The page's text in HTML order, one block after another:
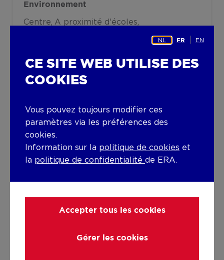
Environnement
Centre A proximité d'écoles
A proximité des transports en commun
Routes d'acces
Revenu cadastral net
Chauffage
Type
Chauffage central
Radiateurs
NL FR EN
CE SITE WEB UTILISE DES
COOKIES
Vous pouvez toujours modifier ces
paramètres via les préférences des
cookies.
Information sur la politique de cookies et
la politique de confidentialité de ERA.
Accepter tous les cookies
Gérer les cookies